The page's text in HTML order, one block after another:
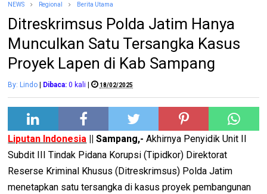
NEWS Regional Berita Utama
Ditreskrimsus Polda Jatim Hanya
Munculkan Satu Tersangka Kasus
Proyek Lapen di Kab Sampang
By: Lindo | Dibaca: 0 kali | 18/02/2025
Liputan Indonesia || Sampang,-Akhirnya Penyidik Unit II
Subdit III Tindak Pidana Korupsi (Tipidkor) Direktorat
Reserse Kriminal Khusus (Ditreskrimsus) Polda Jatim
menetapkan satu tersangka di kasus proyek pembangunan